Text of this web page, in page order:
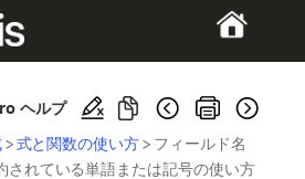
ヘルプ
>式と関数の使い方> フィールド名
されている単語または記号の使い方